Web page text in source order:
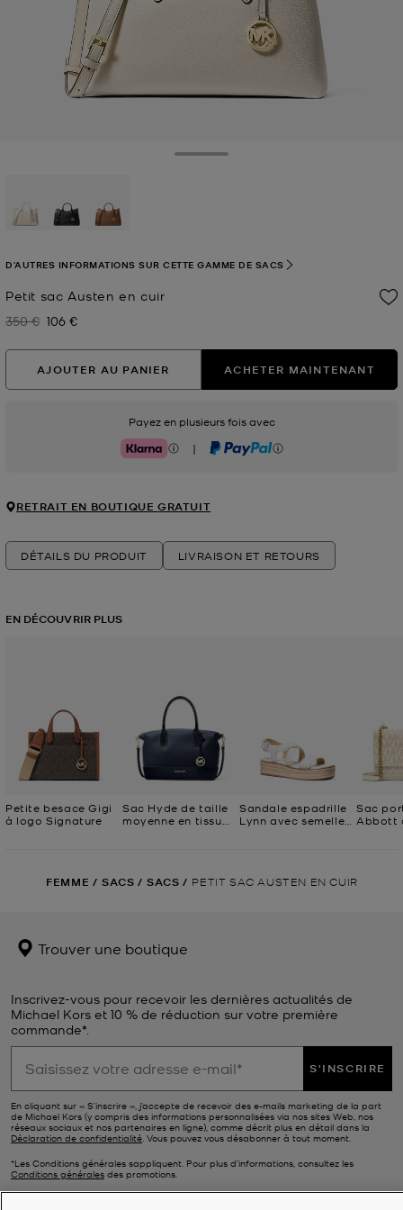
Petit sac Austen en cuir
Prix initial
350 € Prix actuel
106 €
D'AUTRES INFORMATIONS SUR CETTE GAMME DE SACS
AJOUTER AU PANIER ACHETER MAINTENANT
Payez en plusieurs fois avec
Klarna | PayPal
RETRAIT EN BOUTIQUE GRATUIT
DÉTAILS DU PRODUIT LIVRAISON ET RETOURS
EN DÉCOUVRIR PLUS
Petite besace Gigi
à logo Signature
Sac Hyde de taille
moyenne en tissu
Sandale espadrille
Lynn avec semelle
Sac
Abbott
FEMME / SACS / SACS / PETIT SAC AUSTEN EN CUIR
Trouver une boutique
Inscrivez-vous pour recevoir les dernières actualités de
Michael Kors et 10 % de réduction sur votre première
commande*.
S'INSCRIRE
En cliquant sur « S’inscrire », j’accepte de recevoir des e-mails marketing de la part
de Michael Kors (y compris des informations personnalisées via nos sites Web, nos
réseaux sociaux et nos partenaires en ligne), comme décrit plus en détail dans la
Déclaration de confidentialité . Vous pouvez vous désabonner à tout moment.
*Les Conditions générales sappliquent. Pour plus d’informations, consultez les
Conditions générales des promotions.